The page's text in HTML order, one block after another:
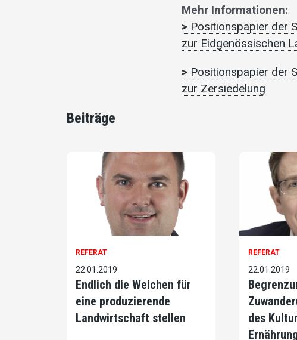
Mehr Informationen:
> Positionspapier der
zur Eidgenössischen
> Positionspapier der
zur Zersiedelung
Beiträge
REFERAT
22.01.2019
Endlich die Weichen für
eine produzierende
Landwirtschaft stellen
REFERAT
22.01.2019
des